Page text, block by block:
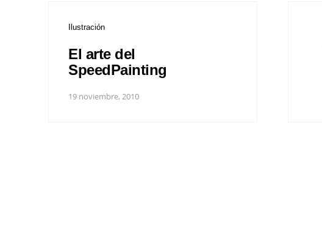
Ilustración
El arte del
SpeedPainting
19 noviembre, 2010